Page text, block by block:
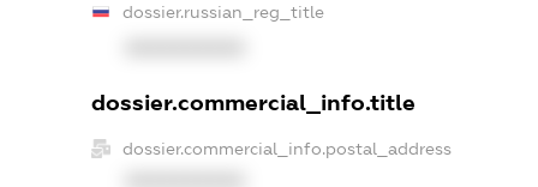
dossier.russian_reg_title
dossier.commercial_info.title
dossier.commercial_info.postal_address